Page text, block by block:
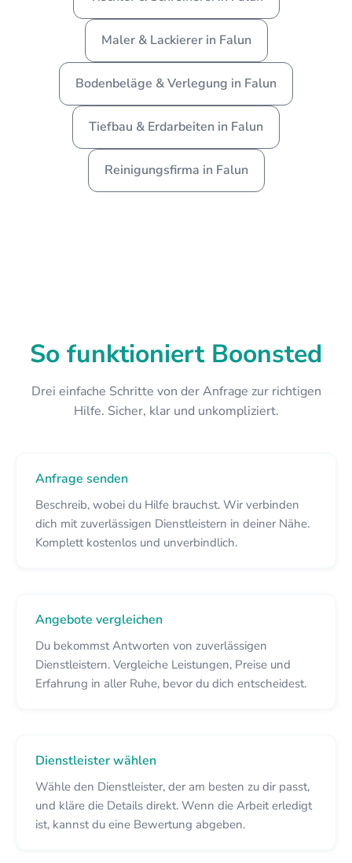
Maler & Lackierer in Falun
Bodenbeläge & Verlegung in Falun
Tiefbau & Erdarbeiten in Falun
Reinigungsfirma in Falun
So funktioniert Boonsted
Drei einfache Schritte von der Anfrage zur richtigen
Hilfe. Sicher, klar und unkompliziert.
Anfrage senden
Beschreib, wobei du Hilfe brauchst. Wir verbinden
dich mit zuverlässigen Dienstleistern in deiner Nähe.
Komplett kostenlos und unverbindlich.
Angebote vergleichen
Du bekommst Antworten von zuverlässigen
Dienstleistern. Vergleiche Leistungen, Preise und
Erfahrung in aller Ruhe, bevor du dich entscheidest.
Dienstleister wählen
Wähle den Dienstleister, der am besten zu dir passt,
und kläre die Details direkt. Wenn die Arbeit erledigt
ist, kannst du eine Bewertung abgeben.